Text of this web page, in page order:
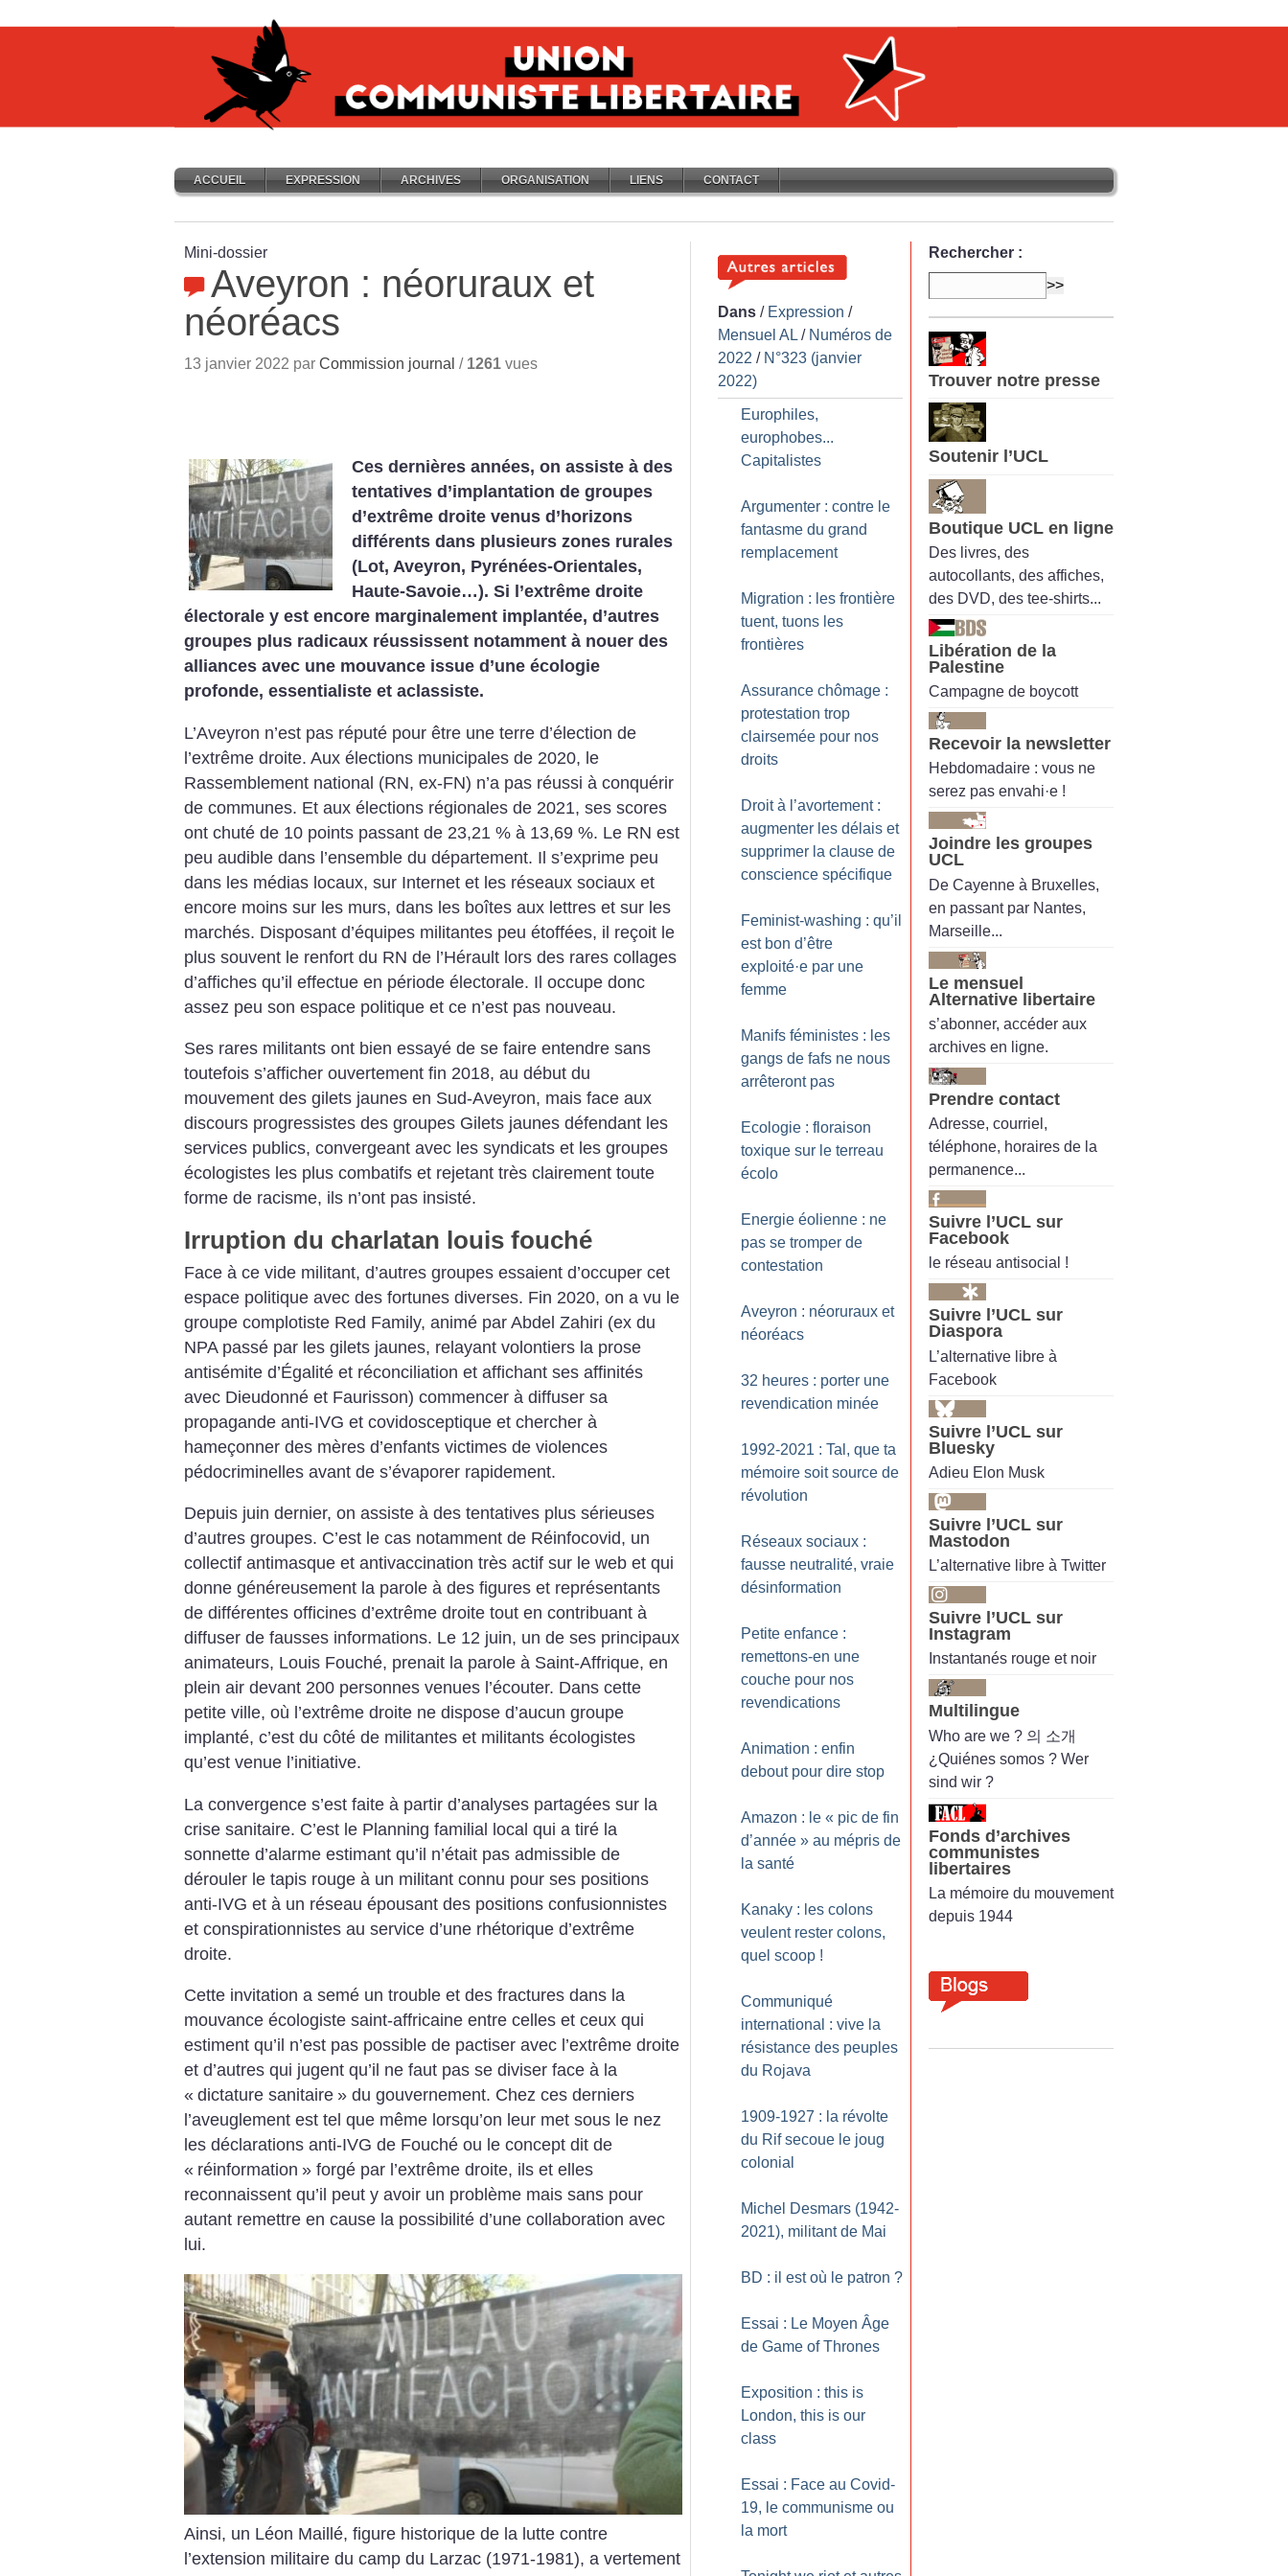
ACCUEIL EXPRESSION ARCHIVES ORGANISATION LIENS CONTACT
Mini-dossier
Aveyron : néoruraux et
néoréacs
13 janvier 2022 par Commission journal / 1261 vues
Ces dernières années, on assiste à des
tentatives d’implantation de groupes
d’extrême droite venus d’horizons
différents dans plusieurs zones rurales
(Lot, Aveyron, Pyrénées-Orientales,
Haute-Savoie…). Si l’extrême droite
électorale y est encore marginalement implantée, d’autres
groupes plus radicaux réussissent notamment à nouer des
alliances avec une mouvance issue d’une écologie
profonde, essentialiste et aclassiste.
L’Aveyron n’est pas réputé pour être une terre d’élection de
l’extrême droite. Aux élections municipales de 2020, le
Rassemblement national (RN, ex-FN) n’a pas réussi à conquérir
de communes. Et aux élections régionales de 2021, ses scores
ont chuté de 10 points passant de 23,21 % à 13,69 %. Le RN est
peu audible dans l’ensemble du département. Il s’exprime peu
dans les médias locaux, sur Internet et les réseaux sociaux et
encore moins sur les murs, dans les boîtes aux lettres et sur les
marchés. Disposant d’équipes militantes peu étoffées, il reçoit le
plus souvent le renfort du RN de l’Hérault lors des rares collages
d’affiches qu’il effectue en période électorale. Il occupe donc
assez peu son espace politique et ce n’est pas nouveau.
Ses rares militants ont bien essayé de se faire entendre sans
toutefois s’afficher ouvertement fin 2018, au début du
mouvement des gilets jaunes en Sud-Aveyron, mais face aux
discours progressistes des groupes Gilets jaunes défendant les
services publics, convergeant avec les syndicats et les groupes
écologistes les plus combatifs et rejetant très clairement toute
forme de racisme, ils n’ont pas insisté.
Irruption du charlatan louis fouché
Face à ce vide militant, d’autres groupes essaient d’occuper cet
espace politique avec des fortunes diverses. Fin 2020, on a vu le
groupe complotiste Red Family, animé par Abdel Zahiri (ex du
NPA passé par les gilets jaunes, relayant volontiers la prose
antisémite d’Égalité et réconciliation et affichant ses affinités
avec Dieudonné et Faurisson) commencer à diffuser sa
propagande anti-IVG et covidosceptique et chercher à
hameçonner des mères d’enfants victimes de violences
pédocriminelles avant de s’évaporer rapidement.
Depuis juin dernier, on assiste à des tentatives plus sérieuses
d’autres groupes. C’est le cas notamment de Réinfocovid, un
collectif antimasque et antivaccination très actif sur le web et qui
donne généreusement la parole à des figures et représentants
de différentes officines d’extrême droite tout en contribuant à
diffuser de fausses informations. Le 12 juin, un de ses principaux
animateurs, Louis Fouché, prenait la parole à Saint-Affrique, en
plein air devant 200 personnes venues l’écouter. Dans cette
petite ville, où l’extrême droite ne dispose d’aucun groupe
implanté, c’est du côté de militantes et militants écologistes
qu’est venue l’initiative.
La convergence s’est faite à partir d’analyses partagées sur la
crise sanitaire. C’est le Planning familial local qui a tiré la
sonnette d’alarme estimant qu’il n’était pas admissible de
dérouler le tapis rouge à un militant connu pour ses positions
anti-IVG et à un réseau épousant des positions confusionnistes
et conspirationnistes au service d’une rhétorique d’extrême
droite.
Cette invitation a semé un trouble et des fractures dans la
mouvance écologiste saint-affricaine entre celles et ceux qui
estiment qu’il n’est pas possible de pactiser avec l’extrême droite
et d’autres qui jugent qu’il ne faut pas se diviser face à la
« dictature sanitaire » du gouvernement. Chez ces derniers
l’aveuglement est tel que même lorsqu’on leur met sous le nez
les déclarations anti-IVG de Fouché ou le concept dit de
« réinformation » forgé par l’extrême droite, ils et elles
reconnaissent qu’il peut y avoir un problème mais sans pour
autant remettre en cause la possibilité d’une collaboration avec
lui.
Ainsi, un Léon Maillé, figure historique de la lutte contre
l’extension militaire du camp du Larzac (1971-1981), a vertement
Dans / Expression /
Mensuel AL / Numéros de
2022 / N°323 (janvier
2022)
Europhiles,
europhobes...
Capitalistes
Argumenter : contre le
fantasme du grand
remplacement
Migration : les frontière
tuent, tuons les
frontières
Assurance chômage :
protestation trop
clairsemée pour nos
droits
Droit à l’avortement :
augmenter les délais et
supprimer la clause de
conscience spécifique
Feminist-washing : qu’il
est bon d’être
exploité·e par une
femme
Manifs féministes : les
gangs de fafs ne nous
arrêteront pas
Ecologie : floraison
toxique sur le terreau
écolo
Energie éolienne : ne
pas se tromper de
contestation
Aveyron : néoruraux et
néoréacs
32 heures : porter une
revendication minée
1992-2021 : Tal, que ta
mémoire soit source de
révolution
Réseaux sociaux :
fausse neutralité, vraie
désinformation
Petite enfance :
remettons-en une
couche pour nos
revendications
Animation : enfin
debout pour dire stop
Amazon : le « pic de fin
d’année » au mépris de
la santé
Kanaky : les colons
veulent rester colons,
quel scoop !
Communiqué
international : vive la
résistance des peuples
du Rojava
1909-1927 : la révolte
du Rif secoue le joug
colonial
Michel Desmars (1942-
2021), militant de Mai
BD : il est où le patron ?
Essai : Le Moyen Âge
de Game of Thrones
Exposition : this is
London, this is our
class
Essai : Face au Covid-
19, le communisme ou
la mort
Rechercher :
Trouver notre presse
Soutenir l’UCL
Boutique UCL en ligne
Des livres, des
autocollants, des affiches,
des DVD, des tee-shirts...
Libération de la
Palestine
Campagne de boycott
Recevoir la newsletter
Hebdomadaire : vous ne
serez pas envahi·e !
Joindre les groupes
UCL
De Cayenne à Bruxelles,
en passant par Nantes,
Marseille...
Le mensuel
Alternative libertaire
s’abonner, accéder aux
archives en ligne.
Prendre contact
Adresse, courriel,
téléphone, horaires de la
permanence...
Suivre l’UCL sur
Facebook
le réseau antisocial !
Suivre l’UCL sur
Diaspora
L’alternative libre à
Facebook
Suivre l’UCL sur
Bluesky
Adieu Elon Musk
Suivre l’UCL sur
Mastodon
L’alternative libre à Twitter
Suivre l’UCL sur
Instagram
Instantanés rouge et noir
Multilingue
Who are we ? 의 소개
¿Quiénes somos ? Wer
sind wir ?
Fonds d’archives
communistes
libertaires
La mémoire du mouvement
depuis 1944